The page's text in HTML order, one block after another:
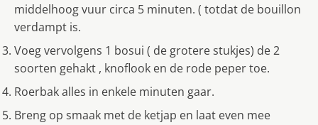
middelhoog vuur circa 5 minuten. ( totdat de bouillon
verdampt is.
Voeg vervolgens 1 bosui ( de grotere stukjes) de 2
soorten gehakt , knoflook en de rode peper toe.
Roerbak alles in enkele minuten gaar.
Breng op smaak met de ketjap en laat even mee